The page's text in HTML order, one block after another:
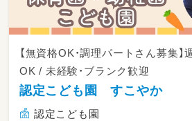
【無資格OK・調理パートさん募集】
OK / 未経験・ブランク歓迎
認定こども園 すこやか
認定こども園